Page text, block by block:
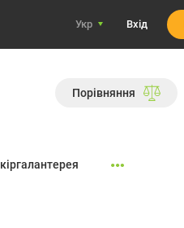
Укр Вхiд
Порiвняння
Шкіргалантерея